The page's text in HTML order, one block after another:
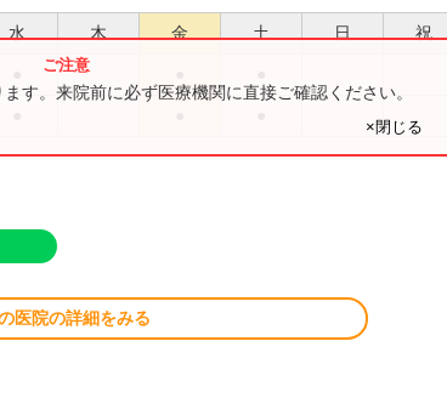
水 木 金 土 日 祝
す。来院前に必ず医療機関に直接ご確認ください。
×閉じる
医院の詳細をみる